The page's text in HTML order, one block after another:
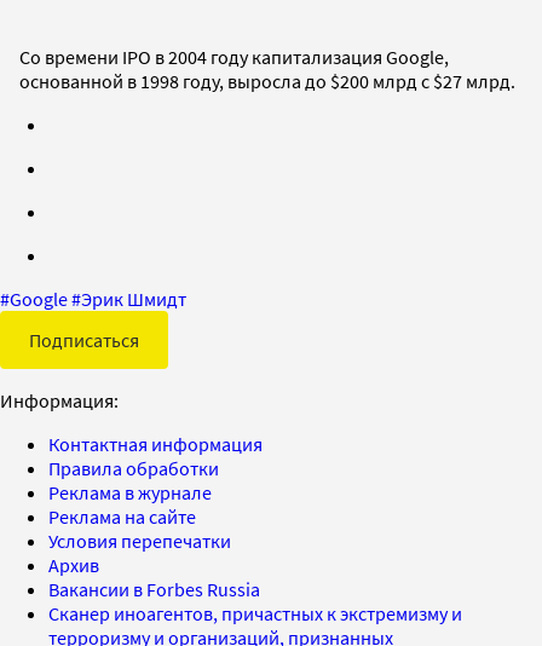
Со времени IPO в 2004 году капитализация Google,
основанной в 1998 году, выросла до $200 млрд с $27 млрд.
#Google#Эрик Шмидт
Подписаться
Информация:
Контактная информация
Правила обработки
Реклама в журнале
Реклама на сайте
Условия перепечатки
Архив
Вакансии в Forbes Russia
Сканер иноагентов, причастных к экстремизму и
терроризму и организаций, признанных